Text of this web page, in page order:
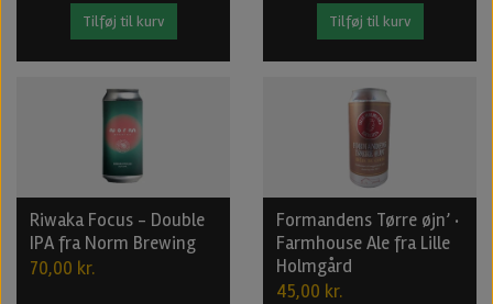
Tilføj til kurv Tilføj til kurv
Riwaka Focus - Double
IPA fra Norm Brewing
70,00 kr.
Formandens Tørre øjn’ ·
Farmhouse Ale fra Lille
Holmgård
45,00 kr.